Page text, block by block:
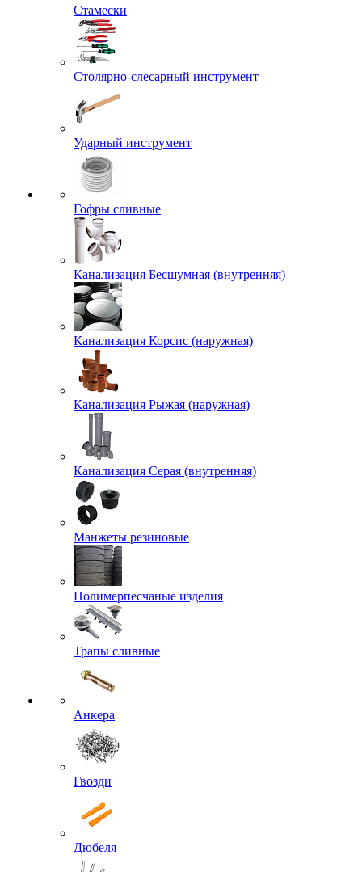
Стамески
Столярно-слесарный инструмент
Ударный инструмент
Гофры сливные
Канализация Бесшумная (внутренняя)
Канализация Корсис (наружная)
Канализация Рыжая (наружная)
Канализация Серая (внутренняя)
Манжеты резиновые
Полимерпесчаные изделия
Трапы сливные
Анкера
Гвозди
Дюбеля